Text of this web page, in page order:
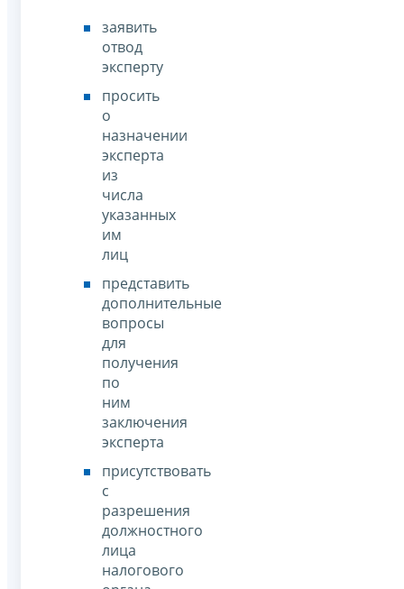
заявить
отвод
эксперту
просить
о
назначении
эксперта
из
числа
указанных
им
лиц
представить
дополнительные
вопросы
для
получения
по
ним
заключения
эксперта
присутствовать
с
разрешения
должностного
лица
налогового